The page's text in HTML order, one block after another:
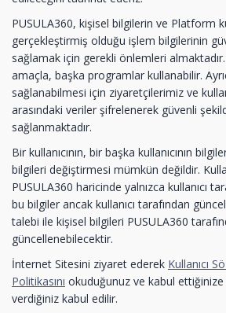
PUSULA360, kişisel bilgilerin ve Platform
gerçekleştirmiş olduğu işlem bilgilerinin
sağlamak için gerekli önlemleri
amaçla, başka programlar kullanabilir.
sağlanabilmesi için ziyaretçilerimiz ve
arasındaki veriler şifrelenerek güvenli
sağlanmaktadır.
Bir kullanıcının, bir başka kullanıcının
bilgileri değiştirmesi mümkün değildir.
PUSULA360 haricinde yalnızca kullanıcı
bu bilgiler ancak kullanıcı tarafından
talebi ile kişisel bilgileri PUSULA360
güncellenebilecektir.
İnternet Sitesini ziyaret ederek Kullanıcı
Politikasını okuduğunuz ve kabul ettiğinize
verdiğiniz kabul edilir.